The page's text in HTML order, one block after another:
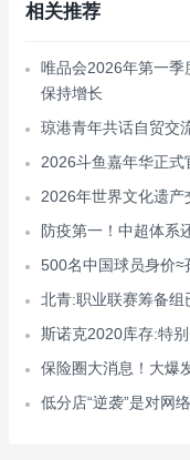
相关推荐
唯品会2026年第一季
保持增长
琼港青年共话自贸交
2026斗鱼嘉年华正
2026年世界文化遗产
防疫第一！中超体系
500名中国球员身价
北青:职业联赛筹备
斯诺克2020库存:特
保险圈大消息！大爆
低分店“逆袭”是对网